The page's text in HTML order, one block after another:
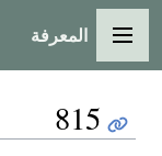
القائمة الرئيسية
المعرفة
815